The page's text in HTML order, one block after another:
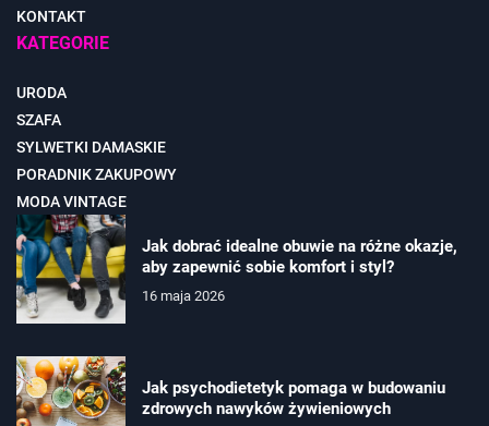
KONTAKT
KATEGORIE
URODA
SZAFA
SYLWETKI DAMASKIE
PORADNIK ZAKUPOWY
MODA VINTAGE
Jak dobrać idealne obuwie na różne okazje,
aby zapewnić sobie komfort i styl?
16 maja 2026
Jak psychodietetyk pomaga w budowaniu
zdrowych nawyków żywieniowych